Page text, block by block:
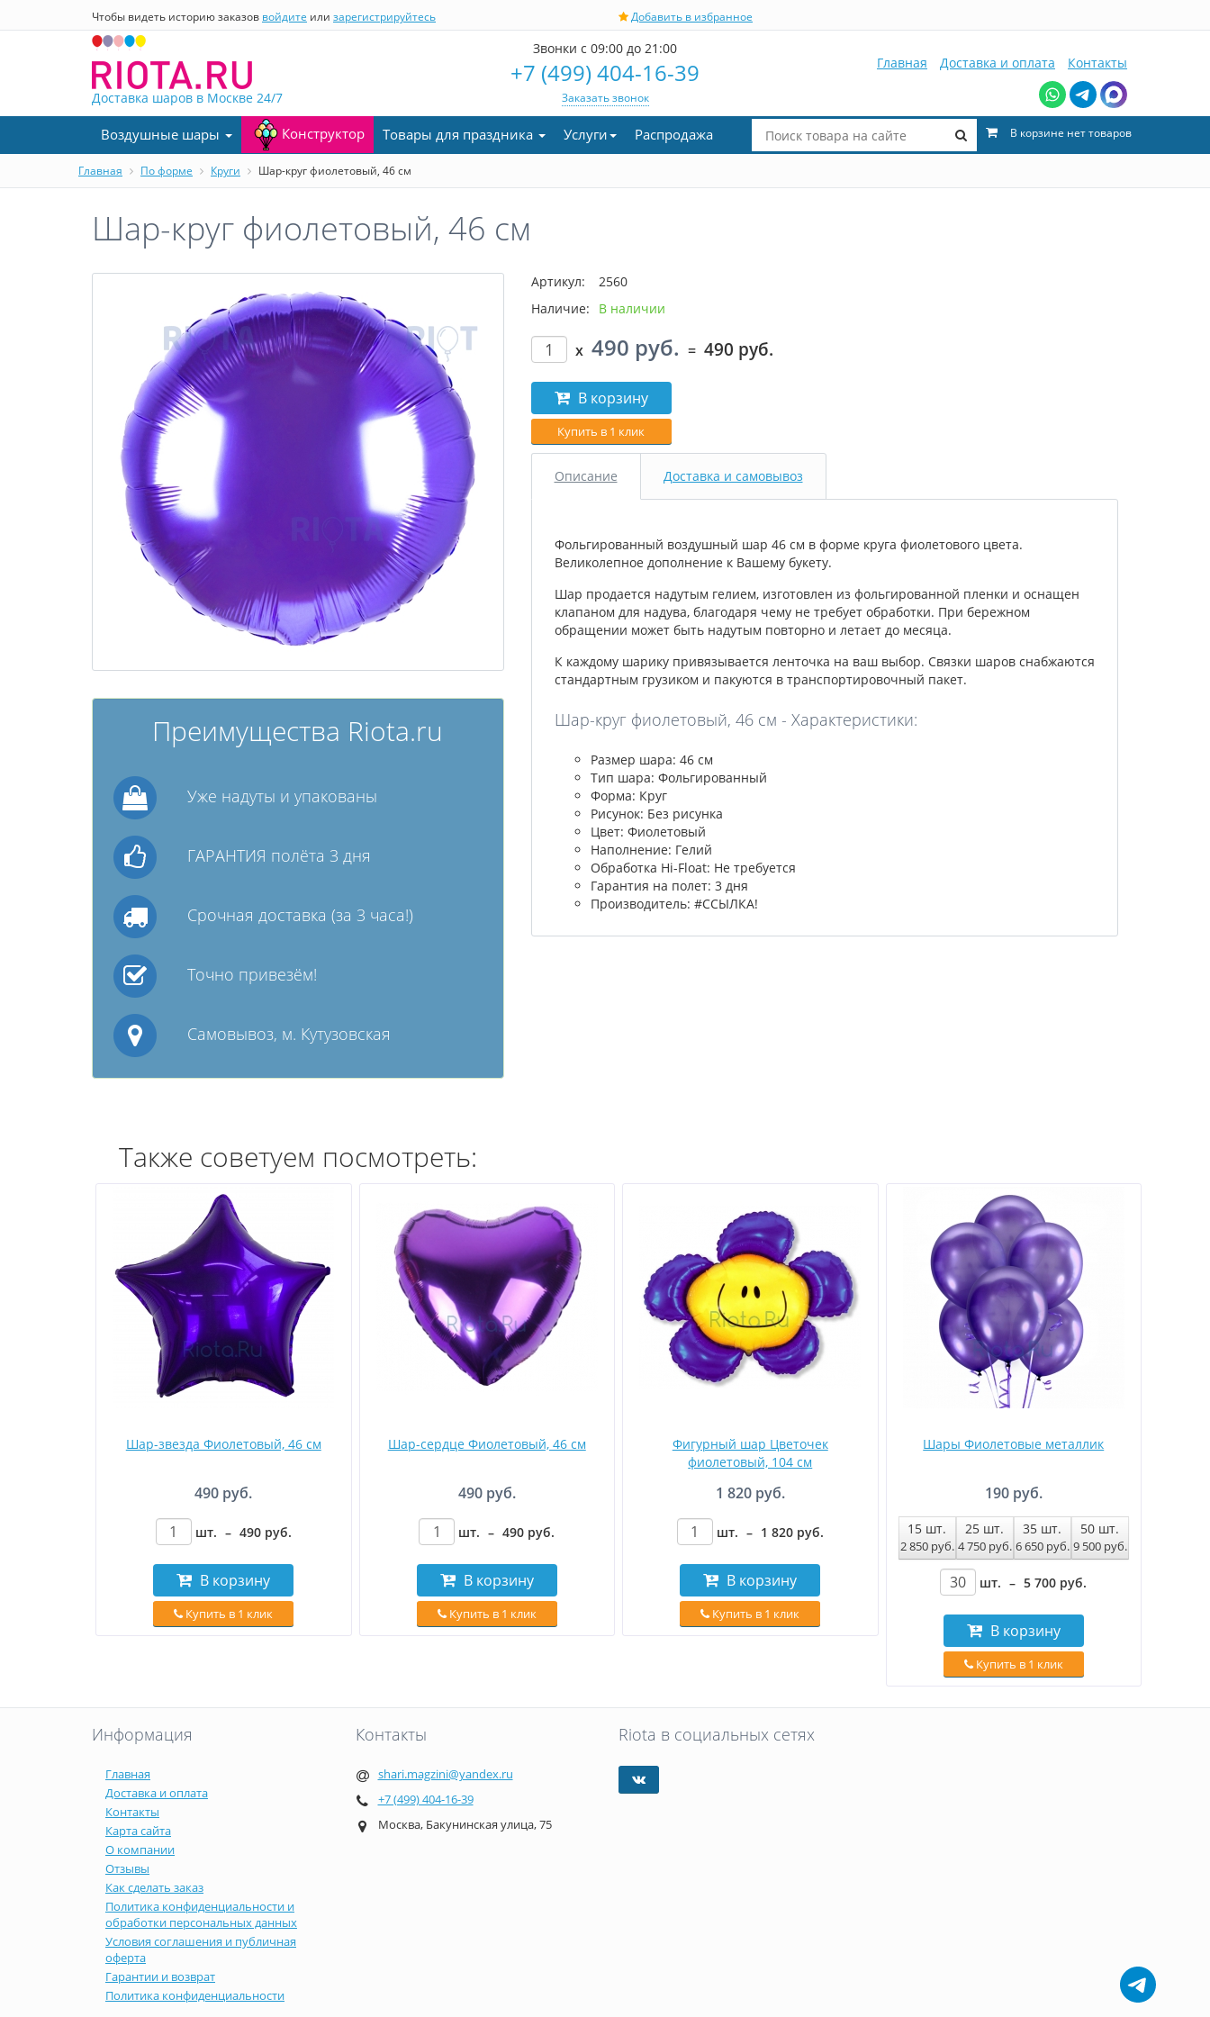
Чтобы видеть историю заказов войдите или зарегистрируйтесь Добавить в избранное
Доставка шаров в Москве 24/7
Звонки с 09:00 до 21:00
+7 (499) 404-16-39
Заказать звонок
Главная Доставка и оплата Контакты
В корзине нет товаров
Воздушные шары Конструктор Товары для праздника Услуги Распродажа
Главная По форме Круги Шар-круг фиолетовый, 46 см
Шар-круг фиолетовый, 46 см
Преимущества Riota.ru
Уже надуты и упакованы
ГАРАНТИЯ полёта 3 дня
Срочная доставка (за 3 часа!)
Точно привезём!
Самовывоз, м. Кутузовская
Артикул:
2560
Наличие:
В наличии
x 490 руб. = 490 руб.
В корзину
Купить в 1 клик
Описание Доставка и самовывоз
Фольгированный воздушный шар 46 см в форме круга фиолетового цвета.
Великолепное дополнение к Вашему букету.
Шар продается надутым гелием, изготовлен из фольгированной пленки и оснащен
клапаном для надува, благодаря чему не требует обработки. При бережном
обращении может быть надутым повторно и летает до месяца.
К каждому шарику привязывается ленточка на ваш выбор. Связки шаров снабжаются
стандартным грузиком и пакуются в транспортировочный пакет.
Шар-круг фиолетовый, 46 см - Характеристики:
Размер шара: 46 см
Тип шара: Фольгированный
Форма: Круг
Рисунок: Без рисунка
Цвет: Фиолетовый
Наполнение: Гелий
Обработка Hi-Float: Не требуется
Гарантия на полет: 3 дня
Производитель: #ССЫЛКА!
Также советуем посмотреть:
Шар-звезда Фиолетовый, 46 см
490 руб.
шт. – 490 руб.
В корзину
Купить в 1 клик
Шар-сердце Фиолетовый, 46 см
490 руб.
шт. – 490 руб.
В корзину
Купить в 1 клик
Фигурный шар Цветочек
фиолетовый, 104 см
1 820 руб.
шт. – 1 820 руб.
В корзину
Купить в 1 клик
Шары Фиолетовые металлик
190 руб.
15 шт.
2 850 руб.
25 шт.
4 750 руб.
35 шт.
6 650 руб.
50 шт.
9 500 руб.
шт. – 5 700 руб.
В корзину
Купить в 1 клик
Информация
Главная
Доставка и оплата
Контакты
Карта сайта
О компании
Отзывы
Как сделать заказ
Политика конфиденциальности и
обработки персональных данных
Условия соглашения и публичная
оферта
Гарантии и возврат
Политика конфиденциальности
Контакты
shari.magzini@yandex.ru
+7 (499) 404-16-39
Москва, Бакунинская улица, 75
Riota в социальных сетях